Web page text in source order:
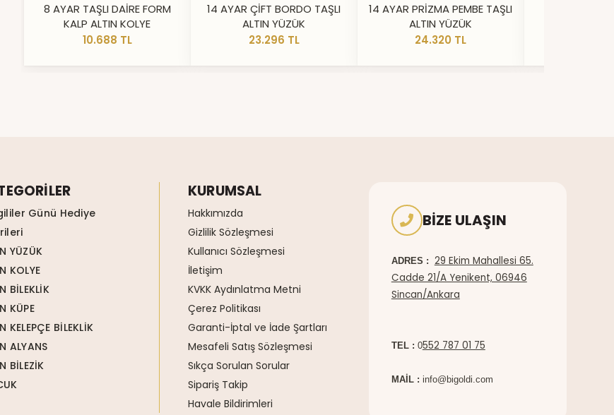
8 AYAR TAŞLI DAİRE FORM
KALP ALTIN KOLYE
10.688 TL
14 AYAR ÇİFT BORDO TAŞLI
ALTIN YÜZÜK
23.296 TL
14 AYAR PRİZMA PEMBE TAŞLI
ALTIN YÜZÜK
24.320 TL
Günü Hediye
YÜZÜK
KOLYE
BİLEKLİK
KÜPE
KELEPÇE BİLEKLİK
ALYANS
BİLEZİK
KURUMSAL
Hakkımızda
Gizlilik Sözleşmesi
Kullanıcı Sözleşmesi
İletişim
KVKK Aydınlatma Metni
Çerez Politikası
Garanti-İptal ve İade Şartları
Mesafeli Satış Sözleşmesi
Sıkça Sorulan Sorular
Sipariş Takip
Havale Bildirimleri
BIZE ULAŞIN
ADRES : 29 Ekim Mahallesi 65.
Cadde 21/A Yenikent, 06946
Sincan/Ankara
TEL : 0552 787 01 75
MAİL : info@bigoldi.com